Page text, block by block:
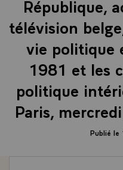
République,
télévision
vie politique
1981 et les
politique
Paris,
Publié le